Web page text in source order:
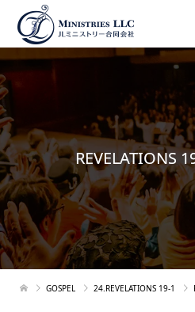
REVELATIONS
GOSPEL 24.REVELATIONS 19-1